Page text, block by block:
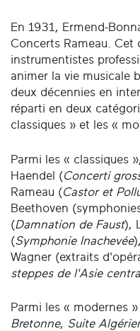
En 1931, Ermend-
Concerts Rameau. Cet
instrumentistes
animer la vie musicale
deux décennies en
réparti en deux
classiques » et les «
Parmi les « classiques
Haendel (Concerti
Rameau (Castor et
Beethoven
(Damnation de Faust),
(Symphonie Inachevée
Wagner (extraits
steppes de l'Asie
Parmi les « modernes
Bretonne, Suite